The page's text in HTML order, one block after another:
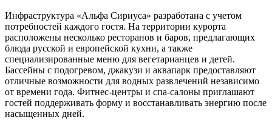
Инфраструктура «Альфа Сириуса» разработана с учетом
потребностей каждого гостя. На территории курорта
расположены несколько ресторанов и баров, предлагающих
блюда русской и европейской кухни, а также
специализированные меню для вегетарианцев и детей.
Бассейны с подогревом, джакузи и аквапарк предоставляют
отличные возможности для водных развлечений независимо
от времени года. Фитнес-центры и спа-салоны приглашают
гостей поддерживать форму и восстанавливать энергию после
насыщенных дней.